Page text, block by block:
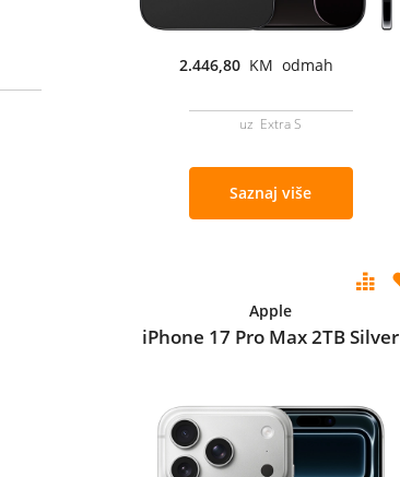
2.446,80 KM odmah
uz Extra S
Saznaj više
Apple
iPhone 17 Pro Max 2TB Silver